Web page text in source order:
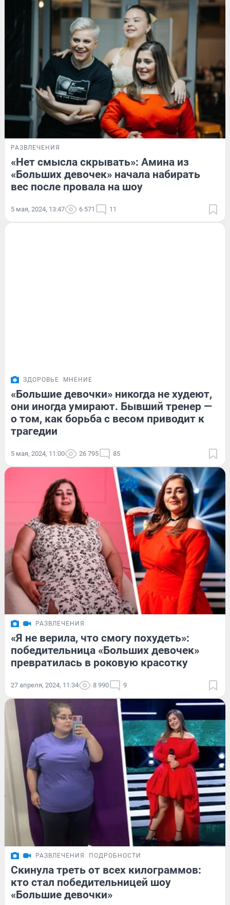
РАЗВЛЕЧЕНИЯ
«Нет смысла скрывать»: Амина из
«Больших девочек» начала набирать
вес после провала на шоу
5 мая, 2024, 13:47 6 571 11
ЗДОРОВЬЕ МНЕНИЕ
«Большие девочки» никогда не худеют,
они иногда умирают. Бывший тренер —
о том, как борьба с весом приводит к
трагедии
5 мая, 2024, 11:00 26 795 85
РАЗВЛЕЧЕНИЯ
«Я не верила, что смогу похудеть»:
победительница «Больших девочек»
превратилась в роковую красотку
27 апреля, 2024, 11:34 8 990 9
РАЗВЛЕЧЕНИЯ ПОДРОБНОСТИ
Скинула треть от всех килограммов:
кто стал победительницей шоу
«Большие девочки»